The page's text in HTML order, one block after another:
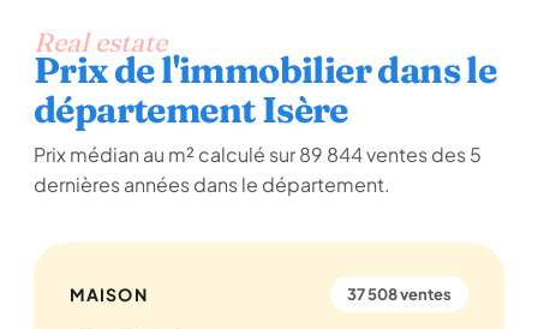
Real estate
Prix de l'immobilier dans le
département Isère
Prix médian au m² calculé sur 89 844 ventes des 5
dernières années dans le département.
MAISON 37 508 ventes